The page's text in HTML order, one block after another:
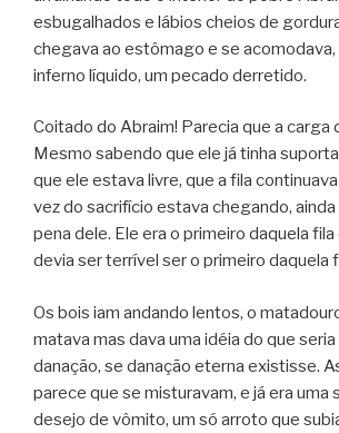
esbugalhados e lábios cheios de
chegava ao estômago e se acomodava,
inferno líquido, um pecado derretido.
Coitado do Abraim! Parecia que a carga
Mesmo sabendo que ele já tinha
que ele estava livre, que a fila
vez do sacrifício estava chegando,
pena dele. Ele era o primeiro daquela
devia ser terrível ser o primeiro daquela
Os bois iam andando lentos, o
matava mas dava uma idéia do que
danação, se danação eterna existisse.
parece que se misturavam, e já era uma
desejo de vômito, um só arroto que